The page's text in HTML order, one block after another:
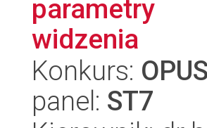
parametry
widzenia
Konkurs:
panel: ST7